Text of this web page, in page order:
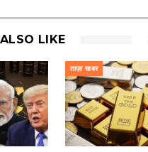
LIKE
ताज़ा खबर